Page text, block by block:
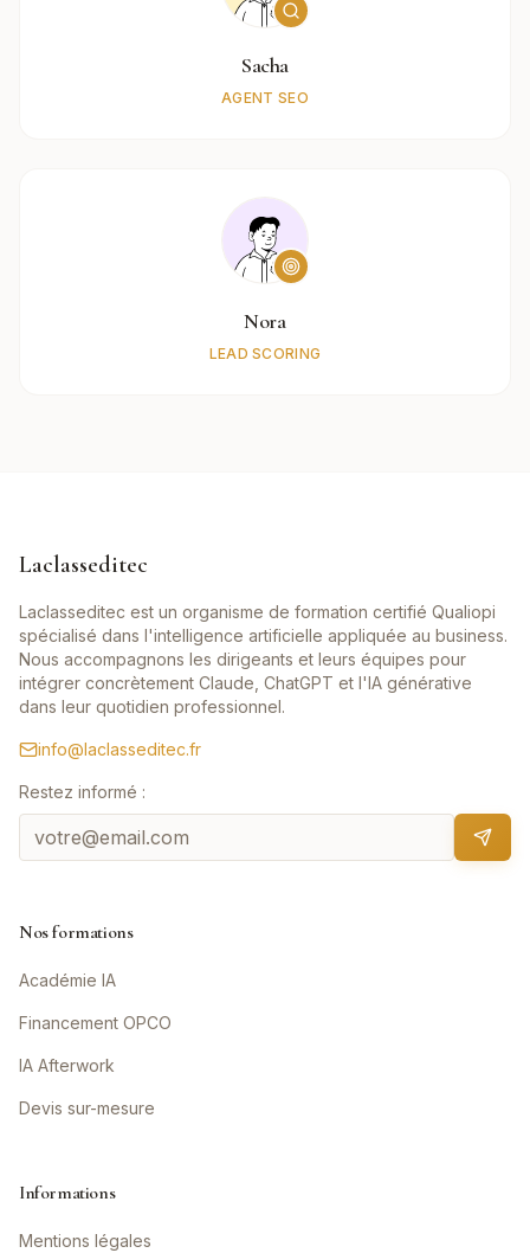
Sacha
AGENT SEO
Nora
LEAD SCORING
Laclasseditec
Laclasseditec est un organisme de formation certifié Qualiopi
spécialisé dans l'intelligence artificielle appliquée au business.
Nous accompagnons les dirigeants et leurs équipes pour
intégrer concrètement Claude, ChatGPT et l'IA générative
dans leur quotidien professionnel.
info@laclasseditec.fr
Restez informé :
Nos formations
Académie IA
Financement OPCO
IA Afterwork
Devis sur-mesure
Informations
Mentions légales